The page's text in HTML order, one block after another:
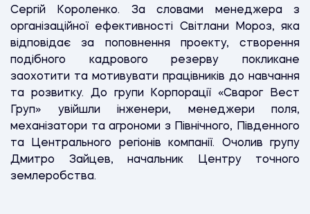
Сергій Короленко. За словами менеджера з
організаційної ефективності Світлани Мороз, яка
відповідає за поповнення проекту, створення
подібного кадрового резерву покликане
заохотити та мотивувати працівників до навчання
та розвитку. До групи Корпорації «Сварог Вест
Груп» увійшли інженери, менеджери поля,
механізатори та агрономи з Північного, Південного
та Центрального регіонів компанії. Очолив групу
Дмитро Зайцев, начальник Центру точного
землеробства.